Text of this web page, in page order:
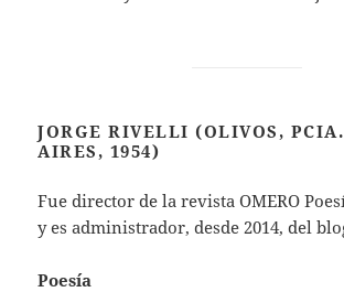
JORGE RIVELLI (OLIVOS, PCIA.
AIRES, 1954)
Fue director de la revista OMERO
y es administrador, desde 2014, del
Poesía